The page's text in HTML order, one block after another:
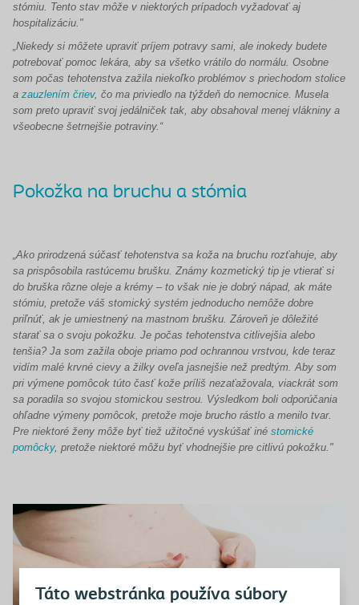
Táto webstránka používa súbory
stómiu. Tento stav môže v niektorých prípadoch vyžadovať aj
hospitalizáciu."
„Niekedy si môžete upraviť príjem potravy sami, ale inokedy budete
potrebovať pomoc lekára, aby sa všetko vrátilo do normálu. Osobne
som počas tehotenstva zažila niekoľko problémov s priechodom stolice
a zauzlením čriev, čo ma priviedlo na týždeň do nemocnice. Musela
som preto upraviť svoj jedálniček tak, aby obsahoval menej vlákniny a
všeobecne šetrnejšie potraviny.“
Pokožka na bruchu a stómia
„Ako prirodzená súčasť tehotenstva sa koža na bruchu rozťahuje, aby
sa prispôsobila rastúcemu brušku. Známy kozmetický tip je vtierať si
do bruška rôzne oleje a krémy – to však nie je dobrý nápad, ak máte
stómiu, pretože váš stomický systém jednoducho nemôže dobre
priľnúť, ak je umiestnený na mastnom brušku. Zároveň je dôležité
starať sa o svoju pokožku. Je počas tehotenstva citlivejšia alebo
tenšia? Ja som zažila oboje priamo pod ochrannou vrstvou, kde teraz
vidím malé krvné cievy a žilky oveľa jasnejšie než predtým. Aby som
pri výmene pomôcok túto časť kože príliš nezaťažovala, viackrát som
sa poradila so svojou stomickou sestrou. Výsledkom boli odporúčania
ohľadne výmeny pomôcok, pretože moje brucho rástlo a menilo tvar.
Pre niektoré ženy môže byť tiež užitočné vyskúšať iné stomické
pomôcky, pretože niektoré môžu byť vhodnejšie pre citlivú pokožku."